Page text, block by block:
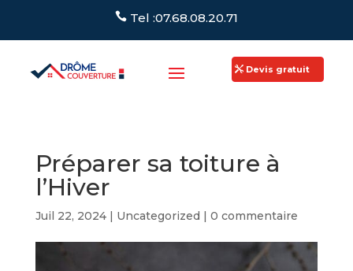
Tel :07.68.08.20.71
Devis gratuit
Préparer sa toiture à
l’Hiver
Juil 22, 2024| Uncategorized | 0 commentaire